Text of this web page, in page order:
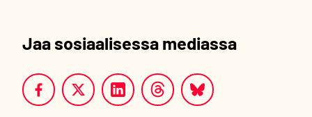
Jaa sosiaalisessa mediassa